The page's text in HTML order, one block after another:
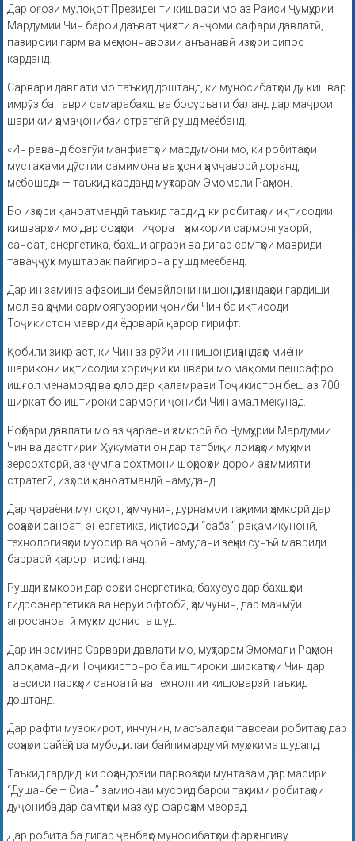
Дар оғози мулоқот Президенти кишвари мо аз Раиси Ҷумҳурии
Мардумии Чин барои даъват ҷиҳати анҷоми сафари давлатӣ,
пазироии гарм ва меҳмоннавозии анъанавӣ изҳори сипос
карданд.
Сарвари давлати мо таъкид доштанд, ки муносибатҳои ду кишвар
имрӯз ба таври самарабахш ва босуръати баланд дар маҷрои
шарикии ҳамаҷонибаи стратегӣ рушд меёбанд.
«Ин раванд бозгӯи манфиатҳои мардумони мо, ки робитаҳои
мустаҳками дӯстии самимона ва ҳусни ҳамҷаворӣ доранд,
мебошад» — таъкид карданд муҳтарам Эмомалӣ Раҳмон.
Бо изҳори қаноатмандӣ таъкид гардид, ки робитаҳои иқтисодии
кишварҳои мо дар соҳаҳои тиҷорат, ҳамкории сармоягузорӣ,
саноат, энергетика, бахши аграрӣ ва дигар самтҳои мавриди
таваҷҷуҳи муштарак пайгирона рушд меёбанд.
Дар ин замина афзоиши бемайлони нишондиҳандаҳои гардиши
мол ва ҳаҷми сармоягузории ҷониби Чин ба иқтисоди
Тоҷикистон мавриди ёдоварӣ қарор гирифт.
Қобили зикр аст, ки Чин аз рӯйи ин нишондиҳандаҳо миёни
шарикони иқтисодии хориҷии кишвари мо мақоми пешсафро
ишғол менамояд ва ҳоло дар қаламрави Тоҷикистон беш аз 700
ширкат бо иштироки сармояи ҷониби Чин амал мекунад.
Роҳбари давлати мо аз ҷараёни ҳамкорӣ бо Ҷумҳурии Мардумии
Чин ва дастгирии Ҳукумати он дар татбиқи лоиҳаҳои муҳими
зерсохторӣ, аз ҷумла сохтмони шоҳроҳҳои дорои аҳаммияти
стратегӣ, изҳори қаноатмандӣ намуданд.
Дар ҷараёни мулоқот, ҳамчунин, дурнамои таҳкими ҳамкорӣ дар
соҳаҳои саноат, энергетика, иқтисоди “сабз”, рақамикунонӣ,
технологияҳои муосир ва ҷорӣ намудани зеҳни сунъӣ мавриди
баррасӣ қарор гирифтанд.
Рушди ҳамкорӣ дар соҳаи энергетика, бахусус дар бахшҳои
гидроэнергетика ва неруи офтобӣ, ҳамчунин, дар маҷмӯи
агросаноатӣ муҳим дониста шуд.
Дар ин замина Сарвари давлати мо, муҳтарам Эмомалӣ Раҳмон
алоқамандии Тоҷикистонро ба иштироки ширкатҳои Чин дар
таъсиси паркҳои саноатӣ ва технолгии кишоварзӣ таъкид
доштанд.
Дар рафти музокирот, инчунин, масъалаҳои тавсеаи робитаҳо дар
соҳаҳои сайёҳӣ ва мубодилаи байнимардумӣ муҳокима шуданд.
Таъкид гардид, ки роҳандозии парвозҳои мунтазам дар масири
“Душанбе – Сиан” замионаи мусоид барои таҳкими робитаҳои
дуҷониба дар самтҳои мазкур фароҳам меорад.
Дар робита ба дигар ҷанбаҳо муносибатҳои фарҳангиву